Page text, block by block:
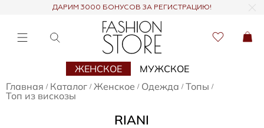
ДАРИМ 3000 БОНУСОВ ЗА РЕГИСТРАЦИЮ!
ЖЕНСКОЕ
МУЖСКОЕ
Главная / Каталог / Женское / Одежда / Топы /
Топ из вискозы
RIANI